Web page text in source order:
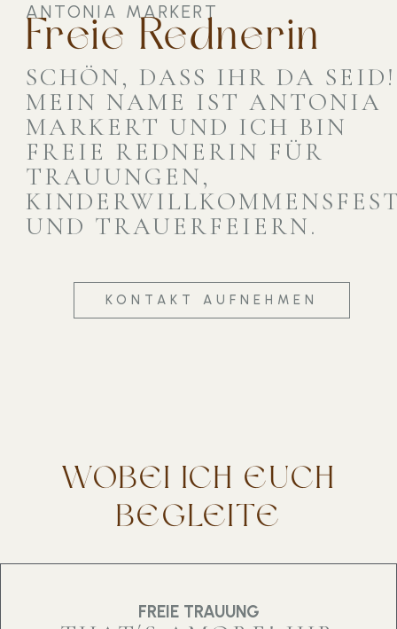
ANTONIA MARKERT
Freie Rednerin
SCHÖN, DASS IHR DA SEID!
MEIN NAME IST ANTONIA
MARKERT UND ICH BIN
FREIE REDNERIN FÜR
TRAUUNGEN,
UND TRAUERFEIERN.
KONTAKT AUFNEHMEN
WOBEI ICH EUCH
BEGLEITE
FREIE TRAUUNG